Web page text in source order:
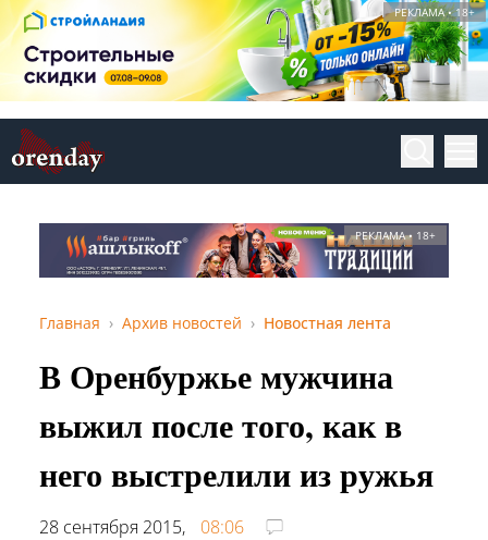
РЕКЛАМА • 18+
РЕКЛАМА • 18+
Главная Архив новостей Новостная лента
В Оренбуржье мужчина
выжил после того, как в
него выстрелили из ружья
28 сентября 2015,
08:06